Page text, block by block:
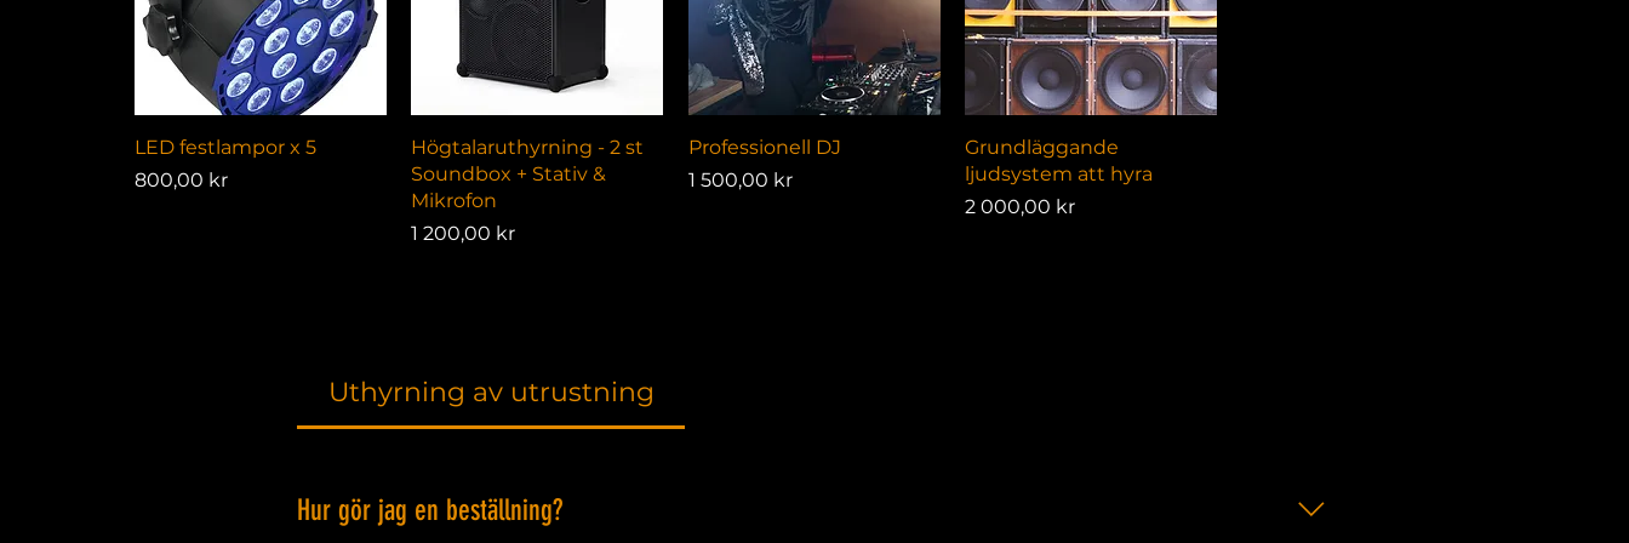
Snabbvisning
LED festlampor x 5
Pris
800,00 kr
Snabbvisning
Högtalaruthyrning - 2 st
Soundbox + Stativ &
Mikrofon
Pris
1 200,00 kr
Snabbvisning
Professionell DJ
Pris
1 500,00 kr
Snabbvisning
Grundläggande
ljudsystem att hyra
Pris
2 000,00 kr
Uthyrning av utrustning
Hur gör jag en beställning?